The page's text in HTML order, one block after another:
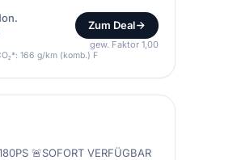
Zum Deal
gew. Faktor 1,00
166 g/km (komb.) F
🚨SOFORT VERFÜGBAR